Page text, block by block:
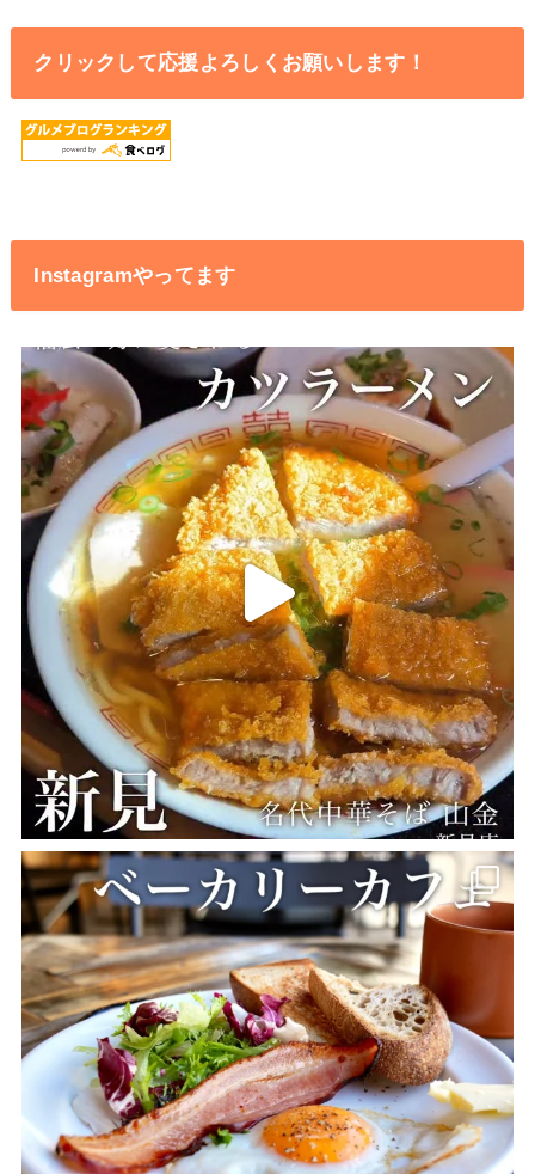
クリックして応援よろしくお願いします！
Instagramやってます